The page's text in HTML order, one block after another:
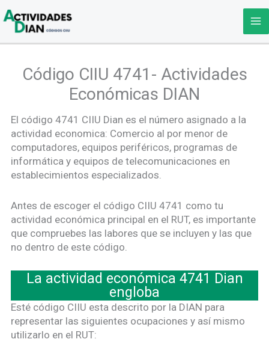
al
contenido
Código CIIU 4741- Actividades
Económicas DIAN
El código 4741 CIIU Dian es el número asignado a la
actividad economica: Comercio al por menor de
computadores, equipos periféricos, programas de
informática y equipos de telecomunicaciones en
establecimientos especializados.
Antes de escoger el código CIIU 4741 como tu
actividad económica principal en el RUT, es importante
que compruebes las labores que se incluyen y las que
no dentro de este código.
La actividad económica 4741 Dian
engloba
Esté código CIIU esta descrito por la DIAN para
representar las siguientes ocupaciones y así mismo
utilizarlo en el RUT: